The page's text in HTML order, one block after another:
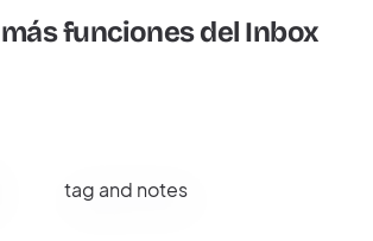
funciones del Inbox